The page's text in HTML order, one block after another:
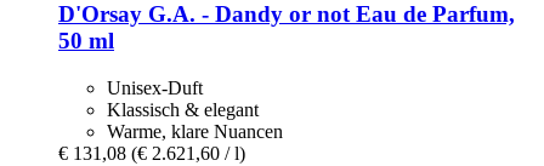
D'Orsay G.A. -​ Dandy or not Eau de Parfum,
50 ml
Unisex-Duft
Klassisch & elegant
Warme, klare Nuancen
€ 131,08 (€ 2.621,60 / l)